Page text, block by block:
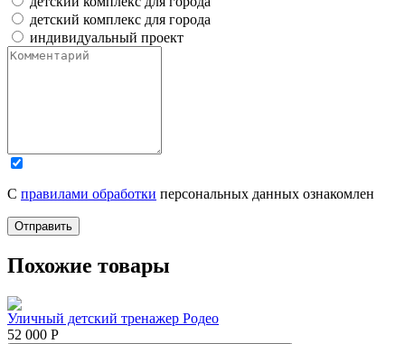
детский комплекс для города
индивидуальный проект
С правилами обработки персональных данных ознакомлен
Отправить
Похожие товары
Уличный детский тренажер Родео
52 000 Р